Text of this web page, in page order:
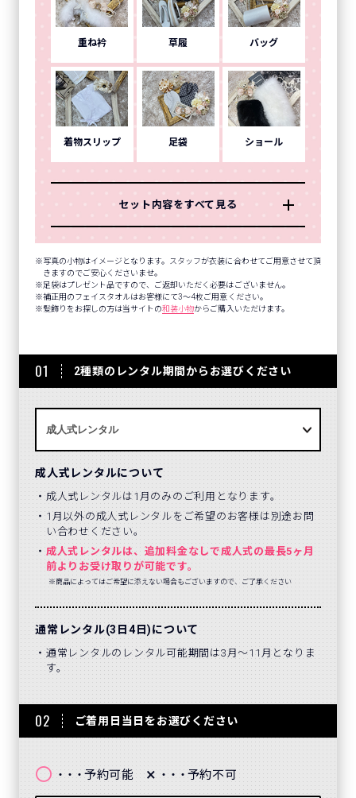
重ね衿 草履 バッグ
着物スリップ 足袋 ショール
セット内容をすべて見る
写真の小物はイメージとなります。スタッフが衣装に合わせてご用意させて頂
きますのでご安心くださいませ。
足袋はプレゼント品ですので、ご返却いただく必要はございません。
補正用のフェイスタオルはお客様にて3～4枚ご用意ください。
髪飾りをお探しの方は当サイトの和装小物からご購入いただけます。
01 2種類のレンタル期間からお選びください
成人式レンタルについて
成人式レンタルは1月のみのご利用となります。
1月以外の成人式レンタルをご希望のお客様は別途お問
い合わせください。
成人式レンタルは、追加料金なしで成人式の最長5ヶ月
前よりお受け取りが可能です。
※商品によってはご希望に添えない場合もございますので、ご了承ください
通常レンタル(3日4日)について
通常レンタルのレンタル可能期間は3月～11月となりま
す。
02 ご着用日当日をお選びください
〇 ・・・ 予約可能 × ・・・ 予約不可